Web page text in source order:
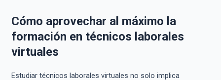
Cómo aprovechar al máximo la
formación en técnicos laborales
virtuales
Estudiar técnicos laborales virtuales no solo implica